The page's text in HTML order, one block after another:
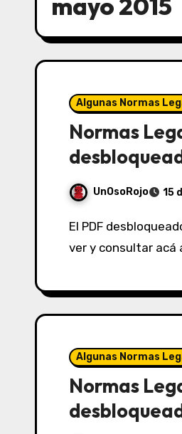
Algunas Normas
Normas
UnOsoRojo 15
El PDF desbloqueado del boletín de Normas Legales de El Peruano del 15/05/2015 lo puedes
ver y consultar acá
Algunas Normas
Normas